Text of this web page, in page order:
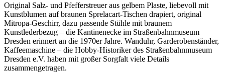
Original Salz- und Pfefferstreuer aus gelbem Plaste, liebevoll mit
Kunstblumen auf braunen Sprelacart-Tischen drapiert, original
Mitropa-Geschirr, dazu passende Stühle mit braunem
Kunstlederbezug – die Kantinenecke im Straßenbahnmuseum
Dresden erinnert an die 1970er Jahre. Wanduhr, Garderobenständer,
Kaffeemaschine – die Hobby-Historiker des Straßenbahnmuseum
Dresden e.V. haben mit großer Sorgfalt viele Details
zusammengetragen.